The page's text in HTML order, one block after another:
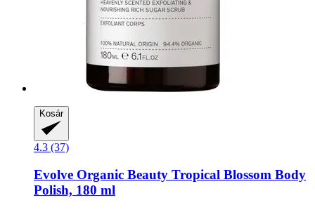
Kosár
4.3 (37)
Evolve Organic Beauty Tropical Blossom Body
Polish, 180 ml